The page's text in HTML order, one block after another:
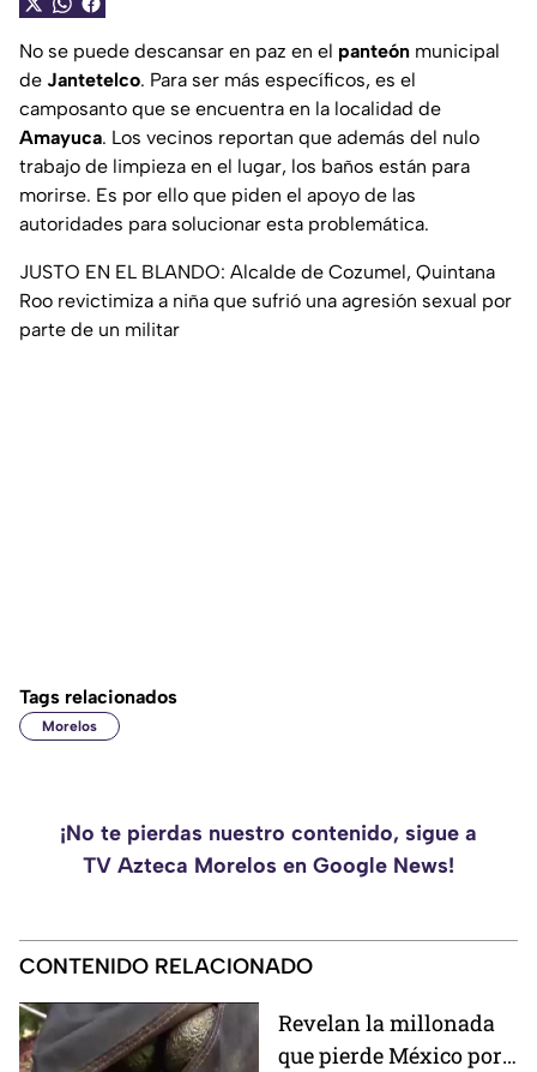
No se puede descansar en paz en el panteón municipal
de Jantetelco. Para ser más específicos, es el
camposanto que se encuentra en la localidad de
Amayuca. Los vecinos reportan que además del nulo
trabajo de limpieza en el lugar, los baños están para
morirse. Es por ello que piden el apoyo de las
autoridades para solucionar esta problemática.
JUSTO EN EL BLANDO: Alcalde de Cozumel, Quintana
Roo revictimiza a niña que sufrió una agresión sexual por
parte de un militar
Tags relacionados
Morelos
¡No te pierdas nuestro contenido, sigue a
TV Azteca Morelos en Google News!
CONTENIDO RELACIONADO
Revelan la millonada
que pierde México por